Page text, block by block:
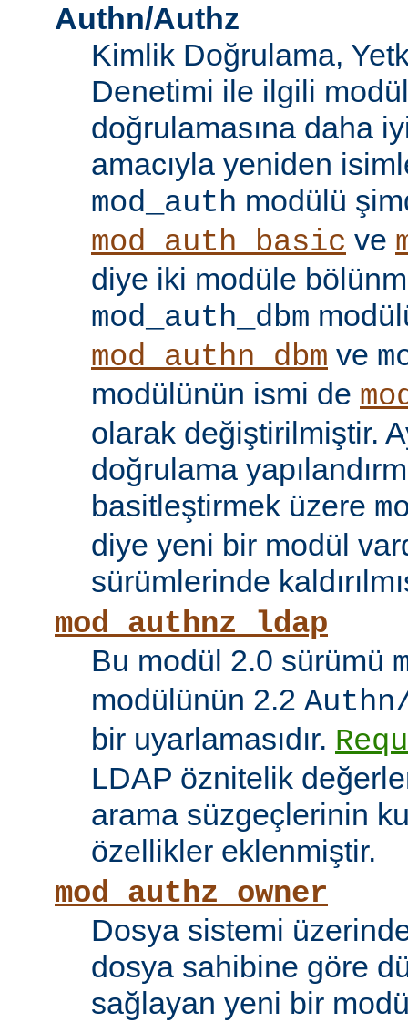
Authn/Authz
Kimlik Doğrulama,
Denetimi ile ilgili
doğrulamasına daha
amacıyla yeniden
mod_auth modülü
mod_auth_basic ve
diye iki modüle
mod_auth_dbm
mod_authn_dbm ve
modülünün ismi de
olarak değiştirilmiştir.
doğrulama
basitleştirmek üzere
diye yeni bir modül
sürümlerinde
mod_authnz_ldap
Bu modül 2.0 sürümü
modülünün 2.2
bir uyarlamasıdır.
LDAP öznitelik
arama süzgeçlerinin
özellikler eklenmiştir.
mod_authz_owner
Dosya sistemi
dosya sahibine göre
sağlayan yeni bir